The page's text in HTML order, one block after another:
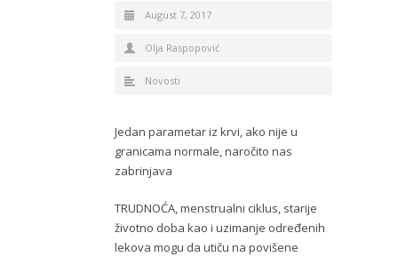
August 7, 2017
Olja Raspopović
Novosti
Jedan parametar iz krvi, ako nije u
granicama normale, naročito nas
zabrinjava
TRUDNOĆA, menstrualni ciklus, starije
životno doba kao i uzimanje određenih
lekova mogu da utiču na povišene